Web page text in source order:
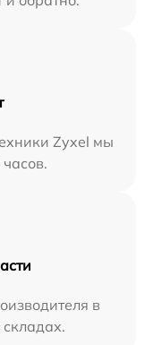
Zyxel мы
в